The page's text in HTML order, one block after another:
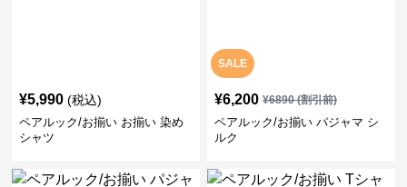
¥5,990 (税込)
ペアルック/お揃い お揃い 染め
シャツ
SALE
¥6,200 ¥6890(割引前)
ペアルック/お揃い パジャマ シ
ルク